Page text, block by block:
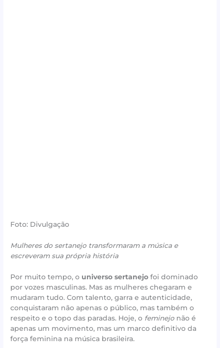
Foto: Divulgação
Mulheres do sertanejo transformaram a música e
escreveram sua própria história
Por muito tempo, o universo sertanejo foi dominado
por vozes masculinas. Mas as mulheres chegaram e
mudaram tudo. Com talento, garra e autenticidade,
conquistaram não apenas o público, mas também o
respeito e o topo das paradas. Hoje, o feminejo não é
apenas um movimento, mas um marco definitivo da
força feminina na música brasileira.